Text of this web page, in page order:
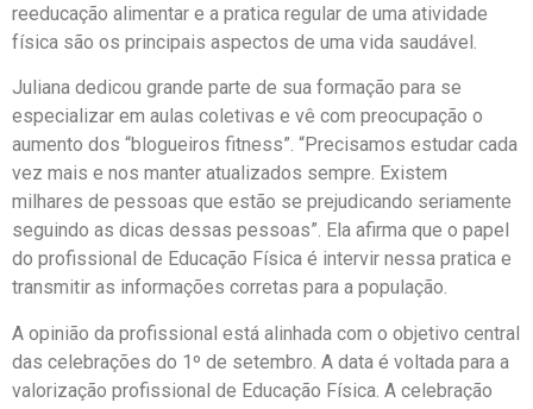
reeducação alimentar e a pratica regular de uma atividade
física são os principais aspectos de uma vida saudável.
Juliana dedicou grande parte de sua formação para se
especializar em aulas coletivas e vê com preocupação o
aumento dos “blogueiros fitness”. “Precisamos estudar cada
vez mais e nos manter atualizados sempre. Existem
milhares de pessoas que estão se prejudicando seriamente
seguindo as dicas dessas pessoas”. Ela afirma que o papel
do profissional de Educação Física é intervir nessa pratica e
transmitir as informações corretas para a população.
A opinião da profissional está alinhada com o objetivo central
das celebrações do 1º de setembro. A data é voltada para a
valorização profissional de Educação Física. A celebração